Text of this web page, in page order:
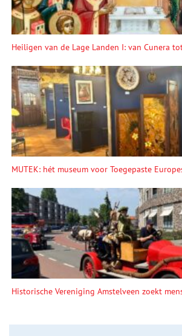
Heiligen van de Lage Landen I: van Cunera
MUTEK: hét museum voor Toegepaste
Historische Vereniging Amstelveen zoekt